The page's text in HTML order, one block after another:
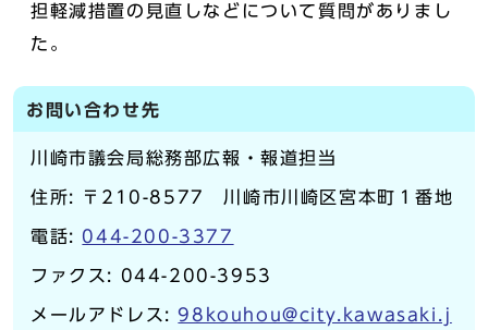
担軽減措置の見直しなどについて質問がありまし
た。
お問い合わせ先
川崎市議会局総務部広報・報道担当
住所: 〒210-8577 川崎市川崎区宮本町１番地
電話: 044-200-3377
ファクス: 044-200-3953
メールアドレス:98kouhou@city.kawasaki.j